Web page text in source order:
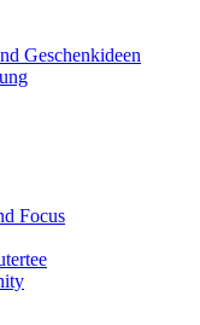
Geschenkideen
Focus